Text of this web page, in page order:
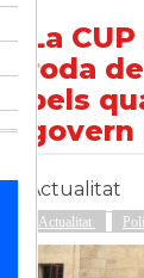
La
roda
pels
Actualitat
Actualitat